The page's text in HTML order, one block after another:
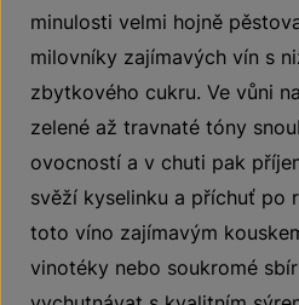
minulosti velmi hojně
milovníky zajímavých vín s
zbytkového cukru. Ve vůni
zelené až travnaté tóny
ovocností a v chuti pak
svěží kyselinku a příchuť po
toto víno zajímavým
vinotéky nebo soukromé